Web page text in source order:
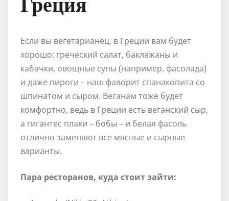
Если вы вегетарианец, в Греции вам будет
хорошо: греческий салат, баклажаны и
кабачки, овощные супы (например, фасолада)
и даже пироги – наш фаворит спанакопита со
шпинатом и сыром. Веганам тоже будет
комфортно, ведь в Греции есть веганский сыр,
а гигантес плаки – бобы – и белая фасоль
отлично заменяют все мясные и сырные
варианты.
Пара ресторанов, куда стоит зайти: